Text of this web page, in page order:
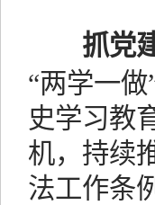
抓党
“两学一
史学习教
机，持续
法工作条